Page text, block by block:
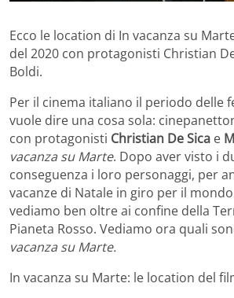
Ecco le location di In vacanza su
del 2020 con protagonisti Christian
Boldi.
Per il cinema italiano il periodo delle
vuole dire una cosa sola:
con protagonisti Christian De Sica e
vacanza su Marte. Dopo aver visto i
conseguenza i loro personaggi, per
vacanze di Natale in giro per il
vediamo ben oltre ai confine della
Pianeta Rosso. Vediamo ora quali
vacanza su Marte.
In vacanza su Marte: le location del